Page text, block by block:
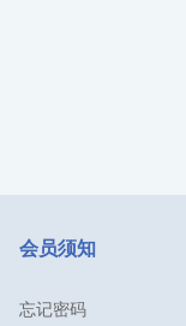
会员须知
忘记密码